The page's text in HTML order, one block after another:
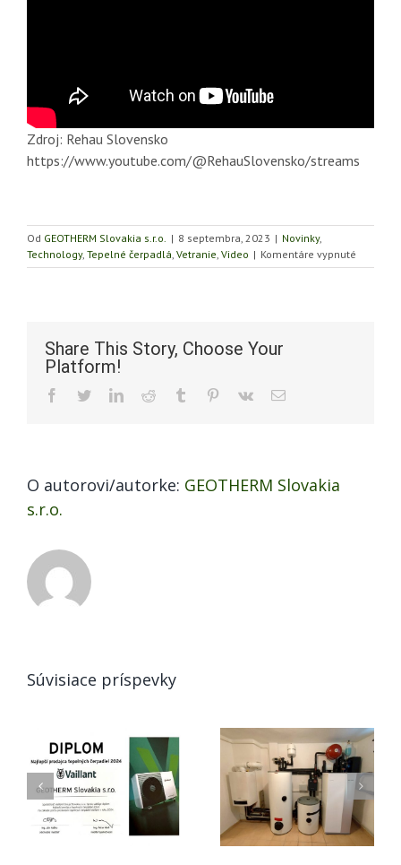
Zdroj: Rehau Slovensko
https://www.youtube.com/@RehauSlovensko/streams
Od GEOTHERM Slovakia s.r.o. | 8 septembra, 2023 | Novinky,
Technology, Tepelné čerpadlá Vetranie Video | Komentáre vypnuté
REHAU
Share This Story, Choose Your
Platform!
Facebook
TwitterLinkedInReddit Tumblr Pinterest
Vk Email
O autorovi/autorke: GEOTHERM Slovakia
s.r.o.
Súvisiace príspevky
Tepelné
čerpadlo voda-
voda, ukážka
rekonštrukcie
Vykurovanie v
EÚ: Éra
lacného plynu
končí